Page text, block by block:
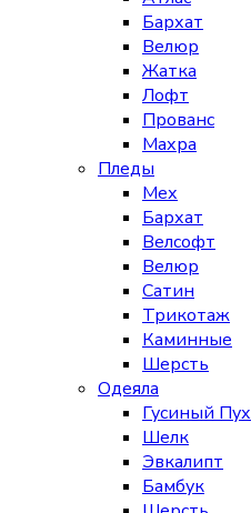
Бархат
Велюр
Жатка
Лофт
Прованс
Махра
Пледы
Мех
Бархат
Велсофт
Велюр
Сатин
Трикотаж
Каминные
Шерсть
Одеяла
Гусиный Пух
Шелк
Эвкалипт
Бамбук